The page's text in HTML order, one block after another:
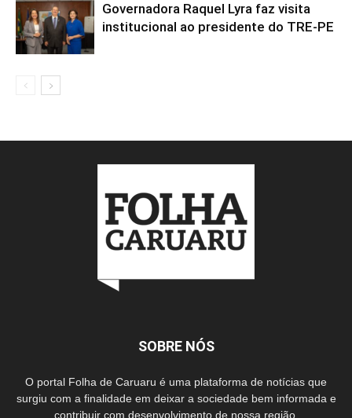
Governadora Raquel Lyra faz visita
institucional ao presidente do TRE-PE
SOBRE NÓS
O portal Folha de Caruaru é uma plataforma de notícias que
surgiu com a finalidade em deixar a sociedade bem informada e
contribuir com desenvolvimento de nossa região.